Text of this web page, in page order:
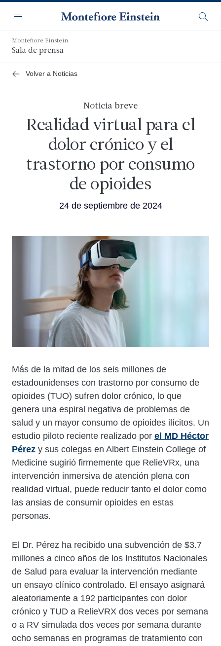
contenido
principal
Navegación
Menú
Montefiore Einstein
Sala de prensa
Volver a Noticias
Noticia breve
Realidad virtual para el
dolor crónico y el
trastorno por consumo
de opioides
24 de septiembre de 2024
Cuerpo
Más de la mitad de los seis millones de
estadounidenses con trastorno por consumo de
opioides (TUO) sufren dolor crónico, lo que
genera una espiral negativa de problemas de
salud y un mayor consumo de opioides ilícitos. Un
estudio piloto reciente realizado por el MD Héctor
Pérez y sus colegas en Albert Einstein College of
Medicine sugirió firmemente que RelieVRx, una
intervención inmersiva de atención plena con
realidad virtual, puede reducir tanto el dolor como
las ansias de consumir opioides en estas
personas.
El Dr. Pérez ha recibido una subvención de $3.7
millones a cinco años de los Institutos Nacionales
de Salud para evaluar la intervención mediante
un ensayo clínico controlado. El ensayo asignará
aleatoriamente a 192 participantes con dolor
crónico y TUD a RelieVRX dos veces por semana
o a RV simulada dos veces por semana durante
ocho semanas en programas de tratamiento con